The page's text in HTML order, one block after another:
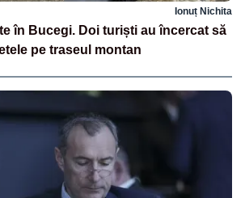
Ionuț Nichita
în Bucegi. Doi turiști au încercat să
pe traseul montan